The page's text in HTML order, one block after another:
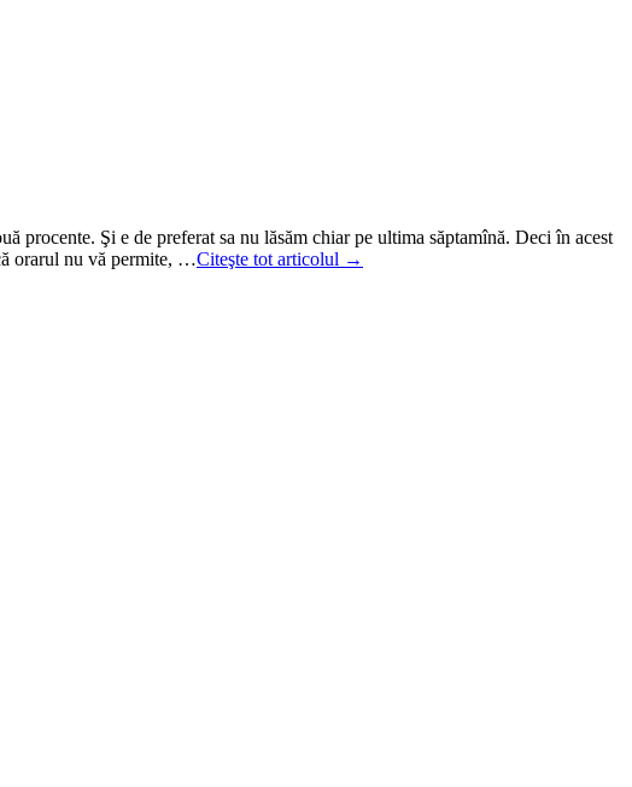
procente. Şi e de preferat sa nu lăsăm chiar pe ultima săptamînă. Deci în acest
orarul nu vă permite, …Citeşte tot articolul →